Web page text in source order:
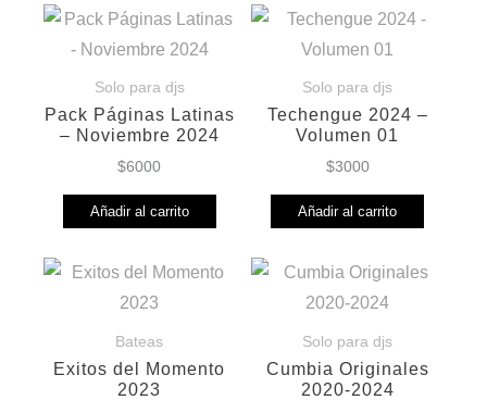
Solo para djs
Pack Páginas Latinas
– Noviembre 2024
$6000
Añadir al carrito
Solo para djs
Techengue 2024 –
Volumen 01
$3000
Añadir al carrito
Bateas
Exitos del Momento
2023
Solo para djs
Cumbia Originales
2020-2024